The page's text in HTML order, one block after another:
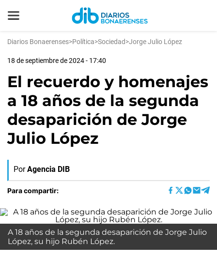
Diarios Bonaerenses>Política>Sociedad>Jorge Julio López
18 de septiembre de 2024 - 17:40
El recuerdo y homenajes
a 18 años de la segunda
desaparición de Jorge
Julio López
Por Agencia DIB
Para compartir:
A 18 años de la segunda desaparición de Jorge Julio
López, su hijo Rubén López.